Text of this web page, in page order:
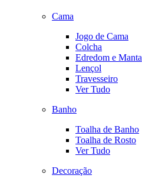
Cama
Jogo de Cama
Colcha
Edredom e Manta
Lençol
Travesseiro
Ver Tudo
Banho
Toalha de Banho
Toalha de Rosto
Ver Tudo
Decoração